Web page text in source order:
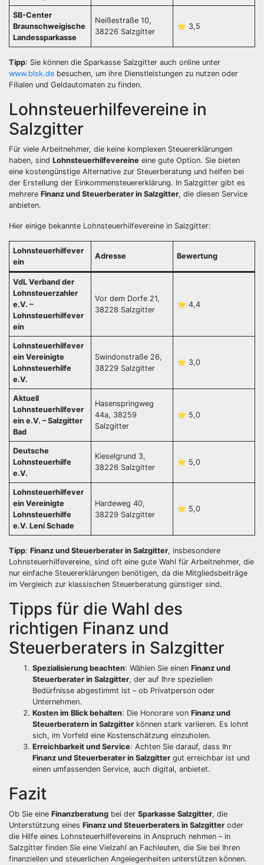
SB-Center
Braunschweigische
Landessparkasse
Neißestraße 10,
38226 Salzgitter
⭐️ 3,5
Tipp: Sie können die Sparkasse Salzgitter auch online unter
www.blsk.de besuchen, um ihre Dienstleistungen zu nutzen oder
Filialen und Geldautomaten zu finden.
Lohnsteuerhilfevereine in
Salzgitter
Für viele Arbeitnehmer, die keine komplexen Steuererklärungen
haben, sind Lohnsteuerhilfevereine eine gute Option. Sie bieten
eine kostengünstige Alternative zur Steuerberatung und helfen bei
der Erstellung der Einkommensteuererklärung. In Salzgitter gibt es
mehrere Finanz und Steuerberater in Salzgitter, die diesen Service
anbieten.
Hier einige bekannte Lohnsteuerhilfevereine in Salzgitter:
Lohnsteuerhilfever
ein
Adresse Bewertung
VdL Verband der
Lohnsteuerzahler
e.V. –
Lohnsteuerhilfever
ein
Vor dem Dorfe 21,
38228 Salzgitter
⭐️ 4,4
Lohnsteuerhilfever
ein Vereinigte
Lohnsteuerhilfe
e.V.
Swindonstraße 26,
38229 Salzgitter
⭐️ 3,0
Aktuell
Lohnsteuerhilfever
ein e.V. – Salzgitter
Bad
Hasenspringweg
44a, 38259
Salzgitter
⭐️ 5,0
Deutsche
Lohnsteuerhilfe
e.V.
Kieselgrund 3,
38226 Salzgitter
⭐️ 5,0
Lohnsteuerhilfever
ein Vereinigte
Lohnsteuerhilfe
e.V. Leni Schade
Hardeweg 40,
38229 Salzgitter
⭐️ 5,0
Tipp: Finanz und Steuerberater in Salzgitter, insbesondere
Lohnsteuerhilfevereine, sind oft eine gute Wahl für Arbeitnehmer, die
nur einfache Steuererklärungen benötigen, da die Mitgliedsbeiträge
im Vergleich zur klassischen Steuerberatung günstiger sind.
Tipps für die Wahl des
richtigen Finanz und
Steuerberaters in Salzgitter
Spezialisierung beachten: Wählen Sie einen Finanz und
Steuerberater in Salzgitter, der auf Ihre speziellen
Bedürfnisse abgestimmt ist – ob Privatperson oder
Unternehmen.
Kosten im Blick behalten: Die Honorare von Finanz und
Steuerberatern in Salzgitter können stark variieren. Es lohnt
sich, im Vorfeld eine Kostenschätzung einzuholen.
Erreichbarkeit und Service: Achten Sie darauf, dass Ihr
Finanz und Steuerberater in Salzgitter gut erreichbar ist und
einen umfassenden Service, auch digital, anbietet.
Fazit
Ob Sie eine Finanzberatung bei der Sparkasse Salzgitter, die
Unterstützung eines Finanz und Steuerberaters in Salzgitter oder
die Hilfe eines Lohnsteuerhilfevereins in Anspruch nehmen – in
Salzgitter finden Sie eine Vielzahl an Fachleuten, die Sie bei Ihren
finanziellen und steuerlichen Angelegenheiten unterstützen können.